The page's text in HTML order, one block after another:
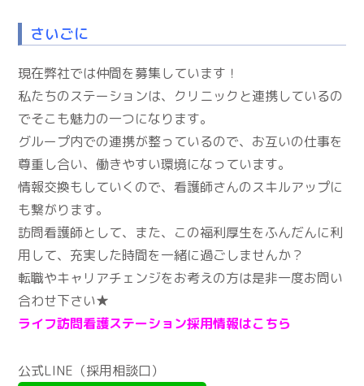
さいごに
現在弊社では仲間を募集しています！
私たちのステーションは、クリニックと連携しているの
でそこも魅力の一つになります。
グループ内での連携が整っているので、お互いの仕事を
尊重し合い、働きやすい環境になっています。
情報交換もしていくので、看護師さんのスキルアップに
も繋がります。
訪問看護師として、また、この福利厚生をふんだんに利
用して、充実した時間を一緒に過ごしませんか？
転職やキャリアチェンジをお考えの方は是非一度お問い
合わせ下さい★
ライフ訪問看護ステーション採用情報はこちら
公式LINE（採用相談口）